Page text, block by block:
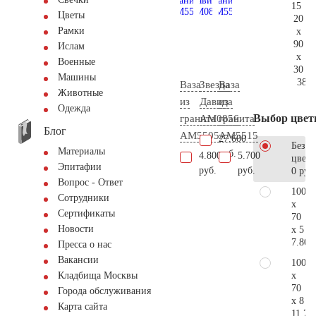
Цветы
Рамки
Ислам
Военные
Машины
Животные
Одежда
Блог
Материалы
Эпитафии
Вопрос - Ответ
Сотрудники
Сертификаты
Новости
Пресса о нас
Вакансии
Кладбища Москвы
Города обслуживания
Карта сайта
Ваза
из
гранита
AM5505
4.800
руб.
Звезда
Давида
AM0856
27.600
руб.
Ваза
из
гранита
AM5515
5.700
руб.
15
20
x
90
x
30
Выбор
Без
0 руб.
100
x
70
x 5
100
x
70
x 8